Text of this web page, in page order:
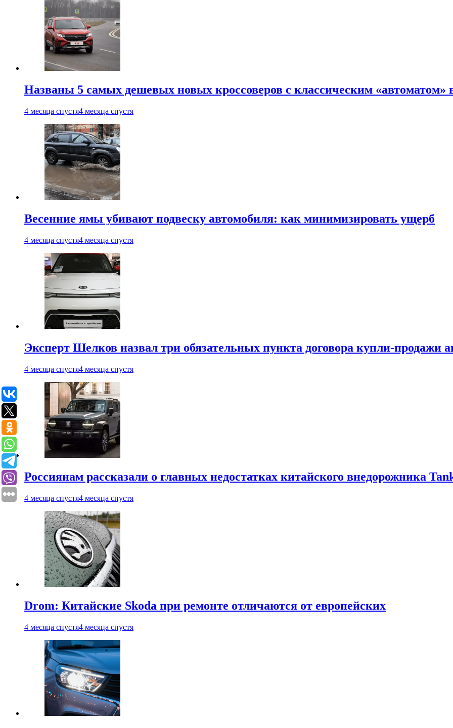
Названы 5 самых дешевых новых кроссоверов с классическим «автоматом»
4 месяца спустя4 месяца спустя
Весенние ямы убивают подвеску автомобиля: как минимизировать ущерб
4 месяца спустя4 месяца спустя
Эксперт Шелков назвал три обязательных пункта договора купли-продажи
4 месяца спустя4 месяца спустя
Россиянам рассказали о главных недостатках китайского внедорожника
4 месяца спустя4 месяца спустя
Drom: Китайские Skoda при ремонте отличаются от европейских
4 месяца спустя4 месяца спустя